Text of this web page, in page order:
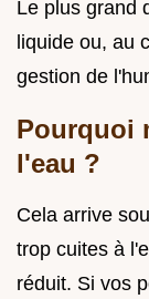
Le plus grand
liquide ou, au
gestion de
Pourquoi
l'eau ?
Cela arrive
trop cuites à
réduit. Si vos